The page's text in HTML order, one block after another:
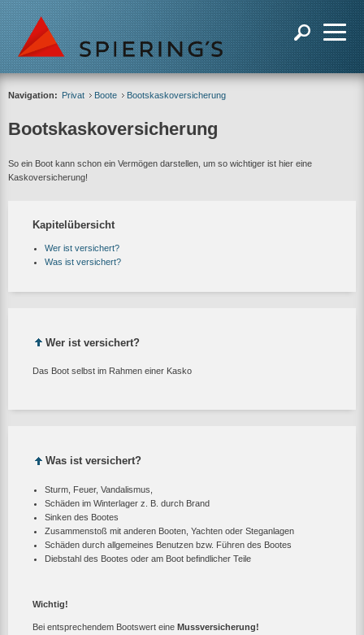
Navigation: Privat Boote Bootskaskoversicherung
Bootskaskoversicherung
So ein Boot kann schon ein Vermögen darstellen, um so wichtiger ist hier eine
Kaskoversicherung!
Kapitelübersicht
Wer ist versichert?
Was ist versichert?
Wer ist versichert?
Das Boot selbst im Rahmen einer Kasko
Was ist versichert?
Sturm, Feuer, Vandalismus,
Schäden im Winterlager z. B. durch Brand
Sinken des Bootes
Zusammenstoß mit anderen Booten, Yachten oder Steganlagen
Schäden durch allgemeines Benutzen bzw. Führen des Bootes
Diebstahl des Bootes oder am Boot befindlicher Teile
Wichtig!
Bei entsprechendem Bootswert eine Mussversicherung!